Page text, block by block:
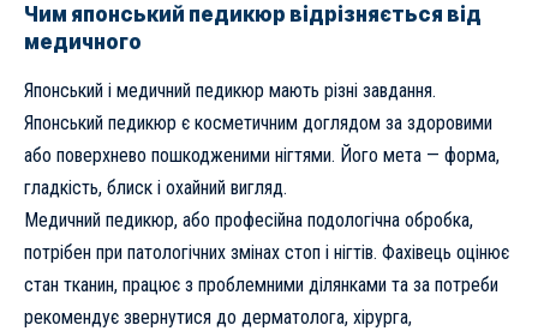
Чим японський педикюр відрізняється від
медичного
Японський і медичний педикюр мають різні завдання.
Японський педикюр є косметичним доглядом за здоровими
або поверхнево пошкодженими нігтями. Його мета — форма,
гладкість, блиск і охайний вигляд.
Медичний педикюр, або професійна подологічна обробка,
потрібен при патологічних змінах стоп і нігтів. Фахівець оцінює
стан тканин, працює з проблемними ділянками та за потреби
рекомендує звернутися до дерматолога, хірурга,